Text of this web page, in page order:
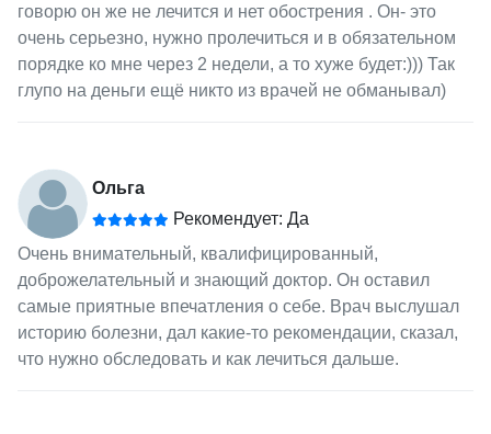
говорю он же не лечится и нет обострения . Он- это
очень серьезно, нужно пролечиться и в обязательном
порядке ко мне через 2 недели, а то хуже будет:))) Так
глупо на деньги ещё никто из врачей не обманывал)
Ольга
Рекомендует: Да
Очень внимательный, квалифицированный,
доброжелательный и знающий доктор. Он оставил
самые приятные впечатления о себе. Врач выслушал
историю болезни, дал какие-то рекомендации, сказал,
что нужно обследовать и как лечиться дальше.